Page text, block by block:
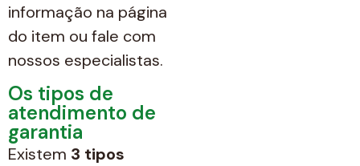
informação na página
do item ou fale com
nossos especialistas.
Os tipos de
atendimento de
garantia
Existem 3 tipos